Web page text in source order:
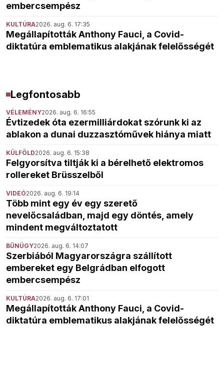
embercsempész
KULTÚRA2026. aug. 6. 17:35
Megállapították Anthony Fauci, a Covid-
diktatúra emblematikus alakjának felelősségét
Legfontosabb
VÉLEMÉNY2026. aug. 6. 16:55
Évtizedek óta ezermilliárdokat szórunk ki az
ablakon a dunai duzzasztóművek hiánya miatt
KÜLFÖLD2026. aug. 6. 15:38
Felgyorsítva tiltják ki a bérelhető elektromos
rollereket Brüsszelből
VIDEÓ2026. aug. 6. 19:14
Több mint egy év egy szerető
nevelőcsaládban, majd egy döntés, amely
mindent megváltoztatott
BŰNÜGY2026. aug. 6. 14:07
Szerbiából Magyarországra szállított
embereket egy Belgrádban elfogott
embercsempész
KULTÚRA2026. aug. 6. 17:01
Megállapították Anthony Fauci, a Covid-
diktatúra emblematikus alakjának felelősségét